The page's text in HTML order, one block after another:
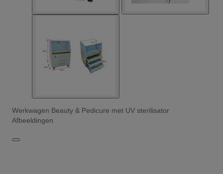
Werkwagen Beauty & Pedicure met UV sterilisator
Afbeeldingen